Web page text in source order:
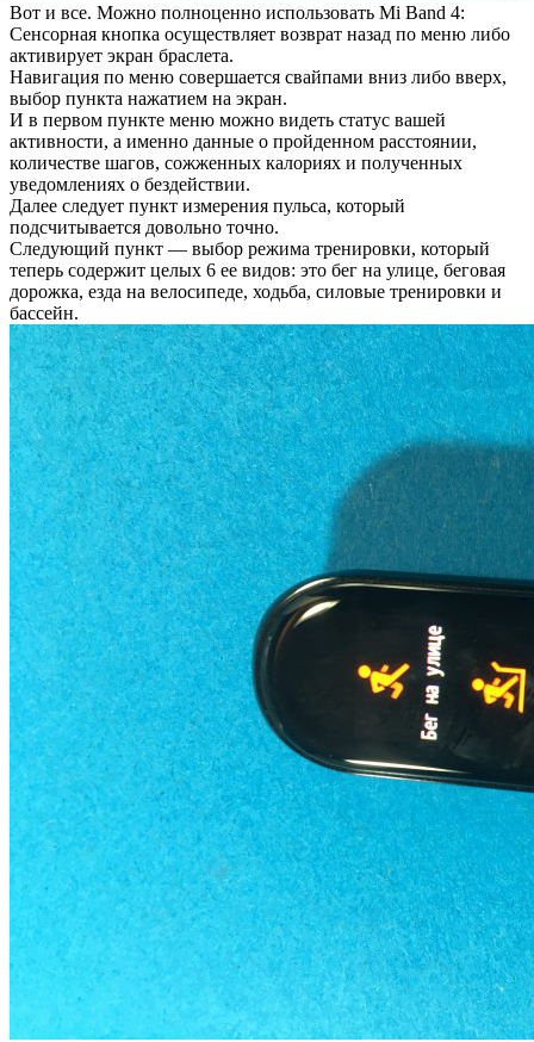
Вот и все. Можно полноценно использовать Mi Band 4:
Сенсорная кнопка осуществляет возврат назад по меню либо
активирует экран браслета.
Навигация по меню совершается свайпами вниз либо вверх,
выбор пункта нажатием на экран.
И в первом пункте меню можно видеть статус вашей
активности, а именно данные о пройденном расстоянии,
количестве шагов, сожженных калориях и полученных
уведомлениях о бездействии.
Далее следует пункт измерения пульса, который
подсчитывается довольно точно.
Следующий пункт — выбор режима тренировки, который
теперь содержит целых 6 ее видов: это бег на улице, беговая
дорожка, езда на велосипеде, ходьба, силовые тренировки и
бассейн.